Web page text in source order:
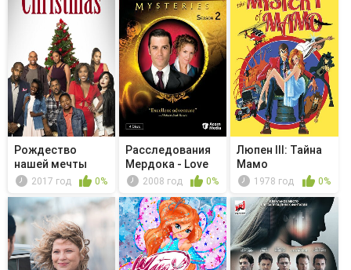
Рождество
нашей мечты
2017 год 0%
Расследования
Мердока - Love
or Money
2008 год 0%
Люпен III: Тайна
Мамо
1978 год 0%